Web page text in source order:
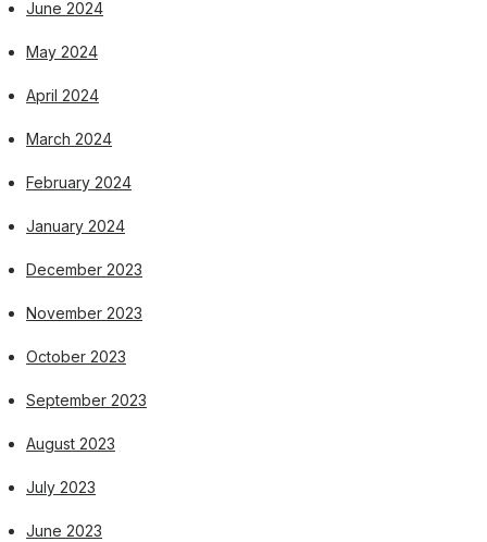
June 2024
May 2024
April 2024
March 2024
February 2024
January 2024
December 2023
November 2023
October 2023
September 2023
August 2023
July 2023
June 2023